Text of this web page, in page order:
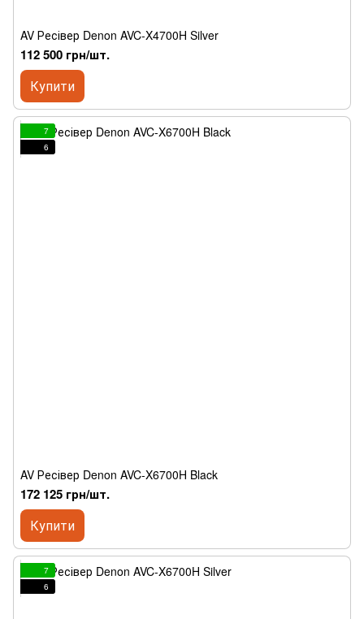
AV Ресівер Denon AVC-X4700H Silver
112 500 грн/шт.
Купити
7
6
AV Ресівер Denon AVC-X6700H Black
172 125 грн/шт.
Купити
7
6